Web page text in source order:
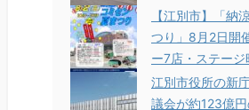
【江別市】「納
つり」8月2日開
ー7店・ステージ
江別市役所の新
議会が約123億